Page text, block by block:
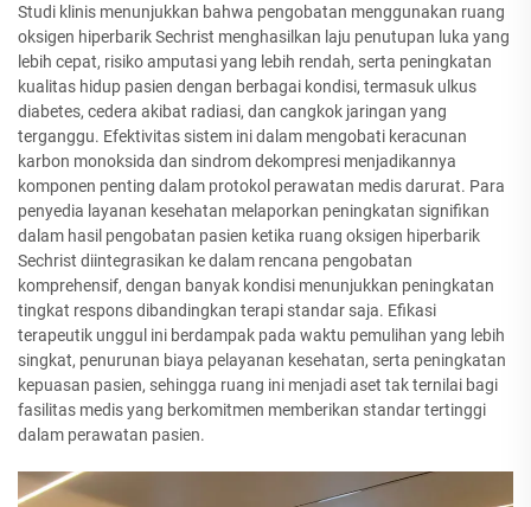
Studi klinis menunjukkan bahwa pengobatan menggunakan ruang
oksigen hiperbarik Sechrist menghasilkan laju penutupan luka yang
lebih cepat, risiko amputasi yang lebih rendah, serta peningkatan
kualitas hidup pasien dengan berbagai kondisi, termasuk ulkus
diabetes, cedera akibat radiasi, dan cangkok jaringan yang
terganggu. Efektivitas sistem ini dalam mengobati keracunan
karbon monoksida dan sindrom dekompresi menjadikannya
komponen penting dalam protokol perawatan medis darurat. Para
penyedia layanan kesehatan melaporkan peningkatan signifikan
dalam hasil pengobatan pasien ketika ruang oksigen hiperbarik
Sechrist diintegrasikan ke dalam rencana pengobatan
komprehensif, dengan banyak kondisi menunjukkan peningkatan
tingkat respons dibandingkan terapi standar saja. Efikasi
terapeutik unggul ini berdampak pada waktu pemulihan yang lebih
singkat, penurunan biaya pelayanan kesehatan, serta peningkatan
kepuasan pasien, sehingga ruang ini menjadi aset tak ternilai bagi
fasilitas medis yang berkomitmen memberikan standar tertinggi
dalam perawatan pasien.